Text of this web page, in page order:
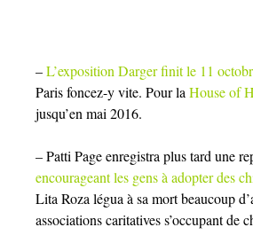
–L’exposition Darger finit le 11
Paris foncez-y vite. Pour laHouse of
jusqu’en mai 2016.
– Patti Page enregistra plus tard une
encourageant les gens à adopter des
Lita Roza légua à sa mort beaucoup
associations caritatives s’occupant de